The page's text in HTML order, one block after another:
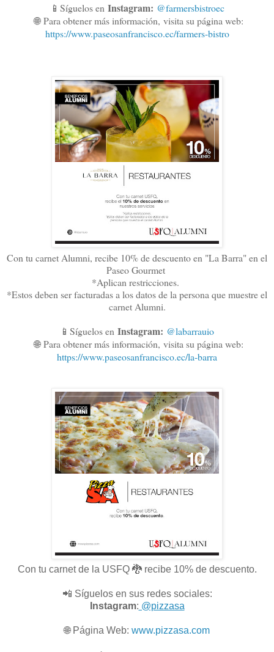
📱Síguelos en Instagram: @farmersbistroec
🌐Para obtener más información, visita su página web:
https://www.paseosanfrancisco.ec/farmers-bistro
Con tu carnet Alumni, recibe 10% de descuento en "La Barra" en el
Paseo Gourmet
*Aplican restricciones.
*Estos deben ser facturadas a los datos de la persona que muestre el
carnet Alumni.
📱Síguelos en Instagram: @labarrauio
🌐Para obtener más información, visita su página web:
https://www.paseosanfrancisco.ec/la-barra
Con tu carnet de la USFQ 🐉 recibe 10% de descuento.
📲 Síguelos en sus redes sociales:
Instagram: @pizzasa
🌐 Página Web: www.pizzasa.com